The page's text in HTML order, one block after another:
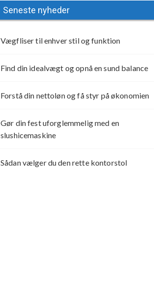
Seneste nyheder
Vægfliser til enhver stil og funktion
Find din idealvægt og opnå en sund balance
Forstå din nettoløn og få styr på økonomien
Gør din fest uforglemmelig med en
slushicemaskine
Sådan vælger du den rette kontorstol